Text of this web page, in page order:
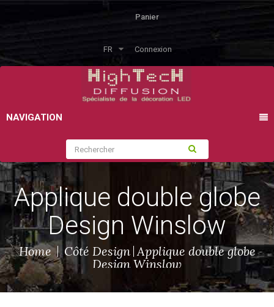
Panier
FR Connexion
NAVIGATION
Applique double globe
Design Winslow
Home Côté Design Applique double globe
Design Winslow